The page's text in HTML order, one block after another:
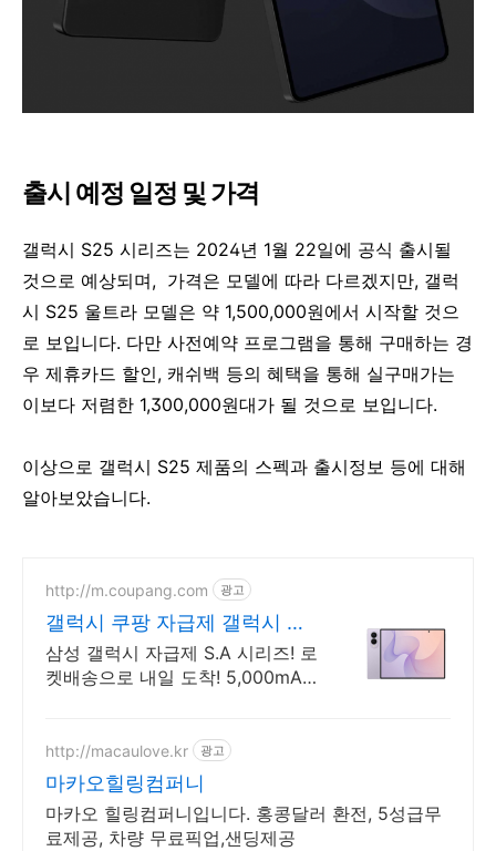
출시 예정 일정 및 가격
갤럭시 S25 시리즈는 2024년 1월 22일에 공식 출시될
것으로 예상되며, 가격은 모델에 따라 다르겠지만, 갤럭
시 S25 울트라 모델은 약 1,500,000원에서 시작할 것으
로 보입니다. 다만 사전예약 프로그램을 통해 구매하는 경
우 제휴카드 할인, 캐쉬백 등의 혜택을 통해 실구매가는
이보다 저렴한 1,300,000원대가 될 것으로 보입니다.
이상으로 갤럭시 S25 제품의 스펙과 출시정보 등에 대해
알아보았습니다.
http://m.coupang.com 광고
갤럭시 쿠팡 자급제 갤럭시 할
인
삼성 갤럭시 자급제 S.A 시리즈! 로
켓배송으로 내일 도착! 5,000mAh
http://macaulove.kr 광고
마카오힐링컴퍼니
마카오 힐링컴퍼니입니다. 홍콩달러 환전, 5성급무
료제공, 차량 무료픽업,샌딩제공